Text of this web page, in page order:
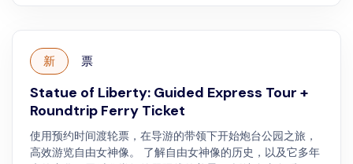
新 票
Statue of Liberty: Guided Express Tour +
Roundtrip Ferry Ticket
使用预约时间渡轮票，在导游的带领下开始炮台公园之旅，
高效游览自由女神像。 了解自由女神像的历史，以及它多年